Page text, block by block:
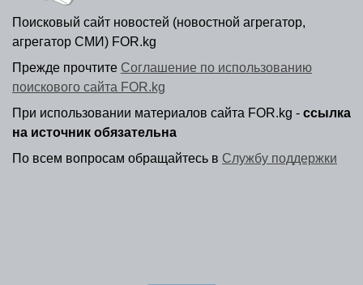
Поисковый сайт новостей (новостной агрегатор,
агрегатор СМИ) FOR.kg
Прежде прочтите Соглашение по использованию
поискового сайта FOR.kg
При использовании материалов сайта FOR.kg - ссылка
на источник обязательна
По всем вопросам обращайтесь в Службу поддержки